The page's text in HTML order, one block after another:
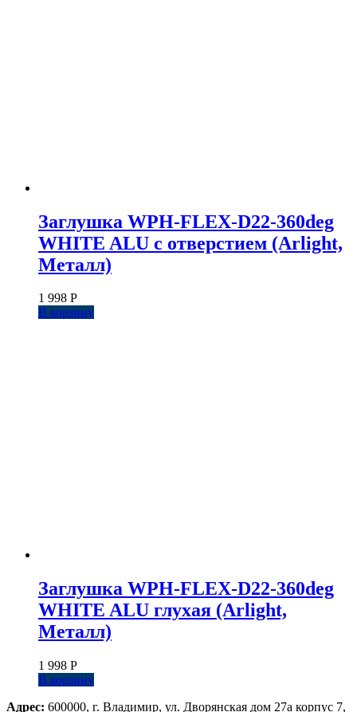
Заглушка WPH-FLEX-D22-360deg
WHITE ALU с отверстием (Arlight,
Металл)
1 998 Р
В корзину
Заглушка WPH-FLEX-D22-360deg
WHITE ALU глухая (Arlight,
Металл)
1 998 Р
В корзину
Адрес: 600000, г. Владимир, ул. Дворянская дом 27а корпус 7,